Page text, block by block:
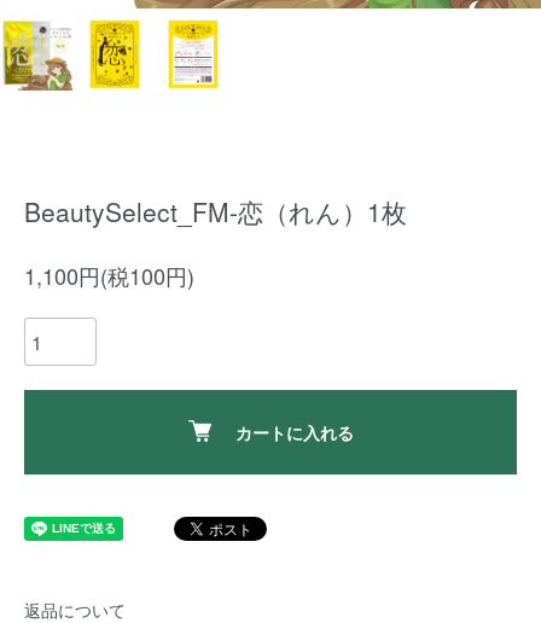
BeautySelect_FM-恋（れん）1枚
1,100円(税100円)
カートに入れる
返品について